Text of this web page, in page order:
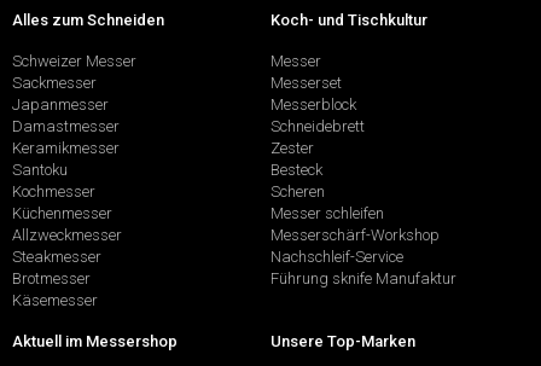
Alles zum Schneiden
Schweizer Messer
Sackmesser
Japanmesser
Damastmesser
Keramikmesser
Santoku
Kochmesser
Küchenmesser
Allzweckmesser
Steakmesser
Brotmesser
Käsemesser
Koch- und Tischkultur
Messer
Messerset
Messerblock
Schneidebrett
Zester
Besteck
Scheren
Messer schleifen
Messerschärf-Workshop
Nachschleif-Service
Führung sknife Manufaktur
Aktuell im Messershop Unsere Top-Marken